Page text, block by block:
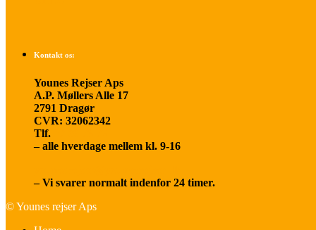
Kontakt os:
Younes Rejser Aps
A.P. Møllers Alle 17
2791 Dragør
CVR: 32062342
Tlf.
– alle hverdage mellem kl. 9-16
– Vi svarer normalt indenfor 24 timer.
© Younes rejser Aps